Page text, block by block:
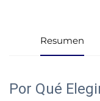
Resumen
Por Qué